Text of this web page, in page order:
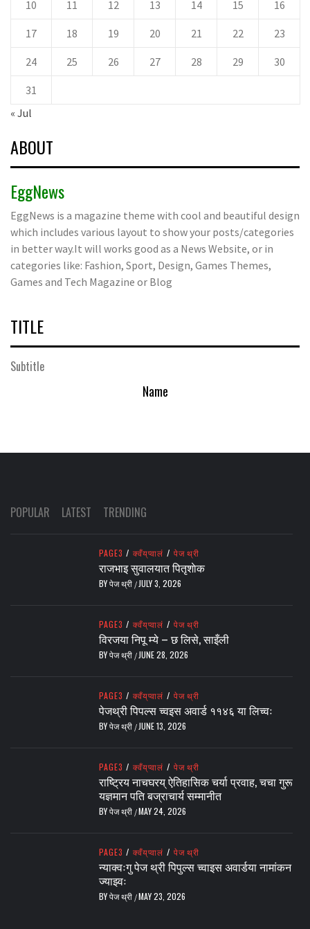
10 11 12 13 14 15 16
17 18 19 20 21 22 23
24 25 26 27 28 29 30
31
« Jul
ABOUT
EggNews
EggNews is a magazine theme with cool and beautiful design
which includes various layout to show your posts/categories
in better way.It will works good as a News Website, or in
categories like: Fashion, Sport, Design, Games Themes,
Games and Tech Magazine or Blog
TITLE
Subtitle
Name
POPULAR LATEST TRENDING
PAGE3 / क्वँय्‌प्वालं / पेज थ्री
राजभाइ सुवालयात पितृशाेक
BYपेज थ्री / JULY 3, 2026
PAGE3 / क्वँय्‌प्वालं / पेज थ्री
विरजया निपू म्ये – छ लिसे, साइँली
BYपेज थ्री / JUNE 28, 2026
PAGE3 / क्वँय्‌प्वालं / पेज थ्री
पेजथ्री पिपल्स च्वइस अवार्ड ११४६ या लिच्वः
BYपेज थ्री / JUNE 13, 2026
PAGE3 / क्वँय्‌प्वालं / पेज थ्री
राष्ट्रिय नाचघरय् ऐतिहासिक चर्या प्रवाह, चचा गुरू
यज्ञमान पति बज्राचार्य सम्मानीत
BYपेज थ्री /MAY 24, 2026
PAGE3 / क्वँय्‌प्वालं / पेज थ्री
न्याक्वःगु पेज थ्री पिपुल्स च्वाइस अवार्डया नामांकन
ज्याझ्वः
BYपेज थ्री /MAY 23, 2026